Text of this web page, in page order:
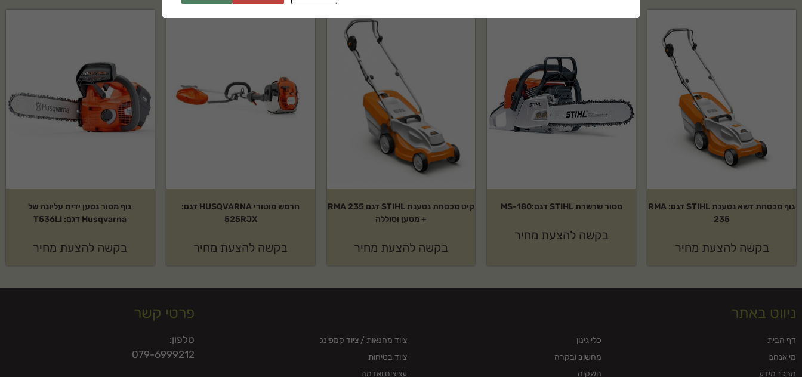
גוף מכסחת דשא נטענת STIHL דגם: RMA
235
בקשה להצעת מחיר
מסור שרשרת STIHL דגם:MS-180
בקשה להצעת מחיר
קיט מכסחת נטענת STIHL דגם RMA 235
+ מטען וסוללה
בקשה להצעת מחיר
חרמש מוטורי HUSQVARNA דגם:
525RJX
בקשה להצעת מחיר
גוף מסור נטען ידית עליונה של
Husqvarna דגם: T536LI
בקשה להצעת מחיר
ניווט באתר
דף הבית
מי אנחנו
מרכז מידע
כלי גינון
מחשוב ובקרה
השקיה
ציוד מחנאות / ציוד קמפינג
ציוד בטיחות
עציצים ואדמה
פרטי קשר
טלפון:
079-6999212